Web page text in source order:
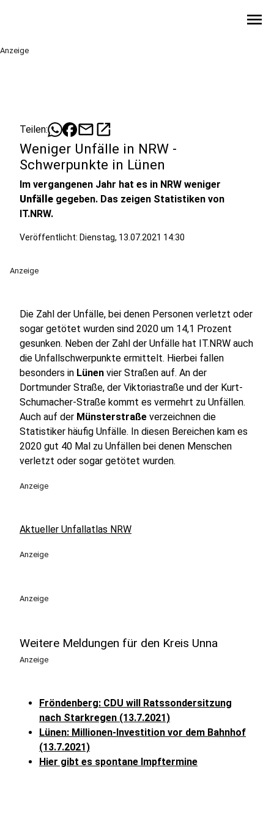
menu
Anzeige
Teilen: mailopen_in_new
Weniger Unfälle in NRW -
Schwerpunkte in Lünen
Im vergangenen Jahr hat es in NRW weniger
Unfälle gegeben. Das zeigen Statistiken von
IT.NRW.
Veröffentlicht: Dienstag, 13.07.2021 14:30
Anzeige
Die Zahl der Unfälle, bei denen Personen verletzt oder
sogar getötet wurden sind 2020 um 14,1 Prozent
gesunken. Neben der Zahl der Unfälle hat IT.NRW auch
die Unfallschwerpunkte ermittelt. Hierbei fallen
besonders in Lünen vier Straßen auf. An der
Dortmunder Straße, der Viktoriastraße und der Kurt-
Schumacher-Straße kommt es vermehrt zu Unfällen.
Auch auf der Münsterstraße verzeichnen die
Statistiker häufig Unfälle. In diesen Bereichen kam es
2020 gut 40 Mal zu Unfällen bei denen Menschen
verletzt oder sogar getötet wurden.
Anzeige
Aktueller Unfallatlas NRW
Anzeige
Anzeige
Weitere Meldungen für den Kreis Unna
Anzeige
Fröndenberg: CDU will Ratssondersitzung
nach Starkregen (13.7.2021)
Lünen: Millionen-Investition vor dem Bahnhof
(13.7.2021)
Hier gibt es spontane Impftermine